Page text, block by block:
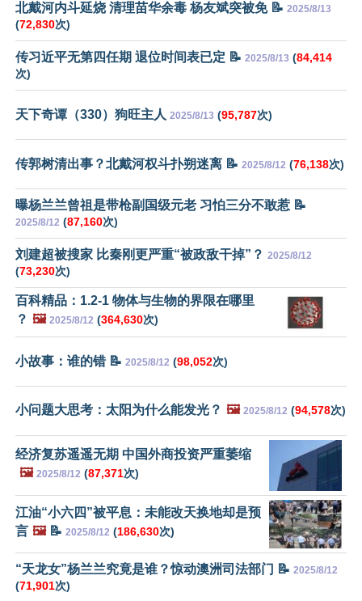
北戴河内斗延烧 清理苗华余毒 杨友斌突被免 📝 2025/8/13
(72,830次)
传习近平无第四任期 退位时间表已定 📝 2025/8/13 (84,414
次)
天下奇谭（330）狗旺主人 2025/8/13 (95,787次)
传郭树清出事？北戴河权斗扑朔迷离 📝 2025/8/12 (76,138次)
曝杨兰兰曾祖是带枪副国级元老 习怕三分不敢惹 📝
2025/8/12 (87,160次)
刘建超被搜家 比秦刚更严重“被政敌干掉”？ 2025/8/12
(73,230次)
百科精品：1.2-1 物体与生物的界限在哪里
？ 🖼️ 2025/8/12 (364,630次)
小故事：谁的错 📝 2025/8/12 (98,052次)
小问题大思考：太阳为什么能发光？ 🖼️ 2025/8/12 (94,578次)
经济复苏遥遥无期 中国外商投资严重萎缩
🖼️ 2025/8/12 (87,371次)
江油“小六四”被平息：未能改天换地却是预
言 🖼️📝 2025/8/12 (186,630次)
“天龙女”杨兰兰究竟是谁？惊动澳洲司法部门 📝 2025/8/12
(71,901次)